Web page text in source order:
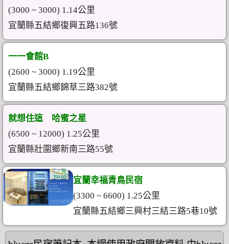
(3000 ~ 3000) 1.14公里
宜蘭縣五結鄉復興五路136號
一一會館B
(2600 ~ 3000) 1.19公里
宜蘭縣五結鄉錦草三路382號
就想住這 哈蜜之星
(6500 ~ 12000) 1.25公里
宜蘭縣壯圍鄉新南三路55號
宜蘭幸福青鳥民宿
(3300 ~ 6600) 1.25公里
宜蘭縣五結鄉三興村三結三路5巷10號